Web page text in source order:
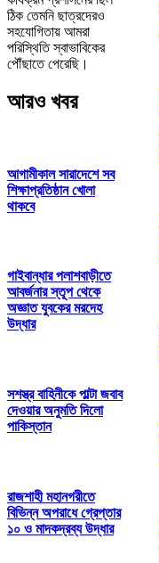
ঠিক তেমনি ছাত্রদেরও
সহযোগিতায় আমরা
পরিস্থিতি স্বাভাবিকের
পৌঁছাতে পেরেছি।
আরও খবর
আগামীকাল সারাদেশে সব
শিক্ষাপ্রতিষ্ঠান খোলা
থাকবে
গাইবান্ধার পলাশবাড়ীতে
আবর্জনার স্তূপ থেকে
অজ্ঞাত যুবকের মরদেহ
উদ্ধার
সশস্ত্র বাহিনীকে পাল্টা জবাব
দেওয়ার অনুমতি দিলো
পাকিস্তান
রাজশাহী মহানগরীতে
বিভিন্ন অপরাধে গ্রেপ্তার
১০ ও মাদকদ্রব্য উদ্ধার